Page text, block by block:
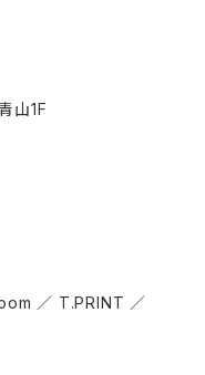
山1F
／ T.PRINT ／